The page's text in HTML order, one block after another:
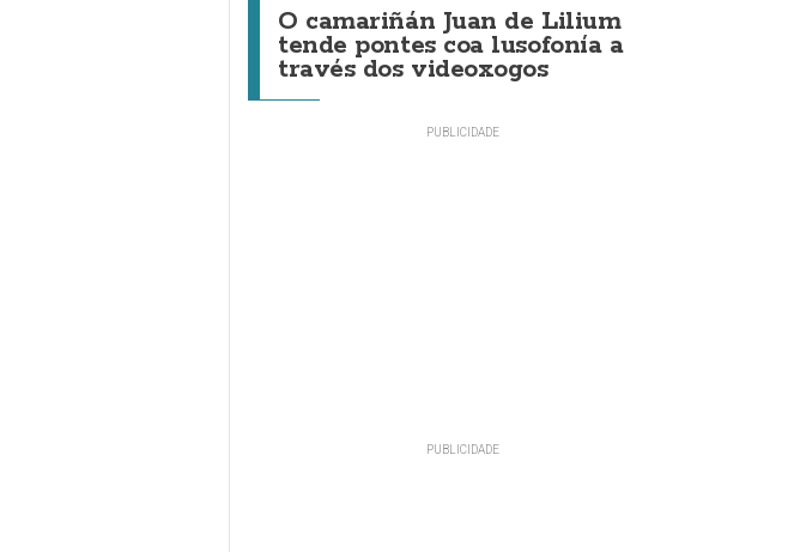
O camariñán Juan de Lilium
tende pontes coa lusofonía a
través dos videoxogos